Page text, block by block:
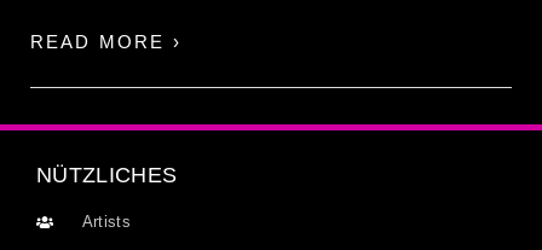
READ MORE ›
NÜTZLICHES
Artists